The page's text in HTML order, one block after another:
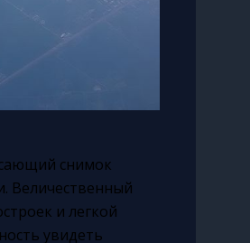
снимок
Величественный
и легкой
увидеть